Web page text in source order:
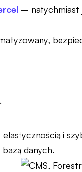
– natychmiast
elastycznością i
danych.